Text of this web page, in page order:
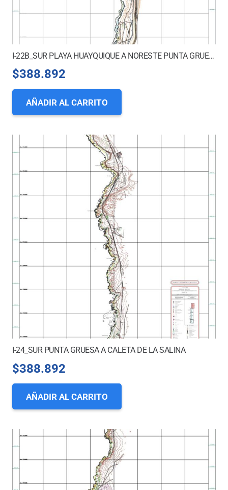
I-22B_SUR PLAYA HUAYQUIQUE A NORESTE PUNTA GRUESA
$388.892
AÑADIR AL CARRITO
I-24_SUR PUNTA GRUESA A CALETA DE LA SALINA
$388.892
AÑADIR AL CARRITO